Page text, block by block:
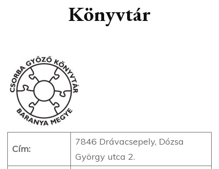
Könyvtár
Cím:
7846 Drávacsepely, Dózsa
György utca 2.